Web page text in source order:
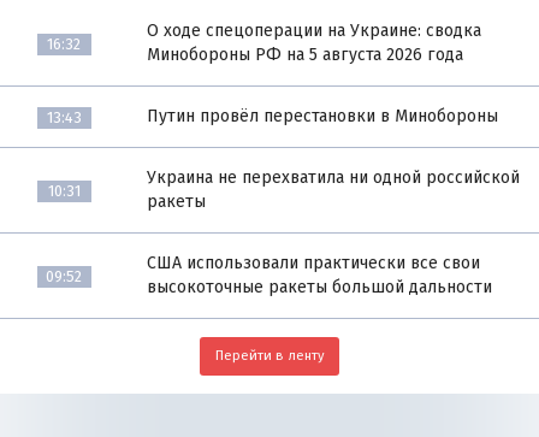
16:32
О ходе спецоперации на Украине: сводка
Минобороны РФ на 5 августа 2026 года
13:43 Путин провёл перестановки в Минобороны
10:31
Украина не перехватила ни одной российской
ракеты
09:52
США использовали практически все свои
высокоточные ракеты большой дальности
Перейти в ленту